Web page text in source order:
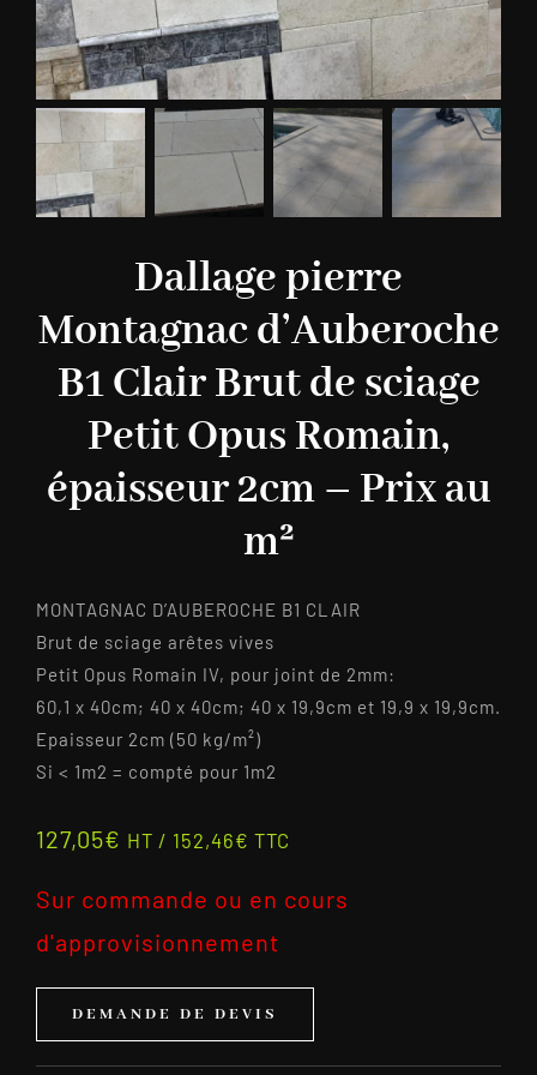
Dallage pierre
Montagnac d’Auberoche
B1 Clair Brut de sciage
Petit Opus Romain,
épaisseur 2cm – Prix au
m²
MONTAGNAC D’AUBEROCHE B1 CLAIR
Brut de sciage arêtes vives
Petit Opus Romain IV, pour joint de 2mm:
60,1 x 40cm; 40 x 40cm; 40 x 19,9cm et 19,9 x 19,9cm.
Epaisseur 2cm (50 kg/m²)
Si < 1m2 = compté pour 1m2
127,05€ HT / 152,46€ TTC
Sur commande ou en cours
d'approvisionnement
DEMANDE DE DEVIS